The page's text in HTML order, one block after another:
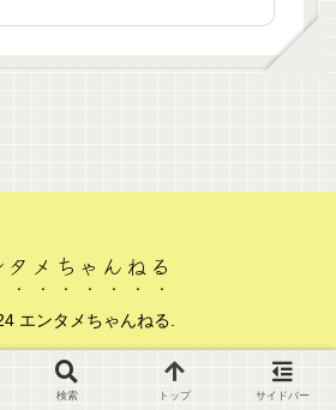
タメちゃんねる
エンタメちゃんねる.
検索 トップ サイドバー